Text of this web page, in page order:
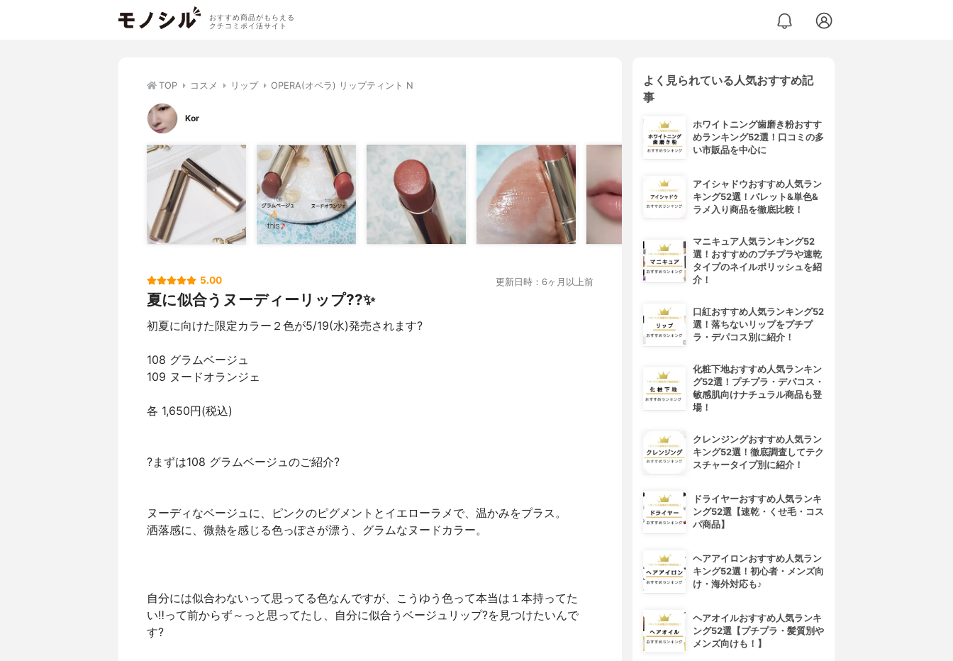
おすすめ商品がもらえる
クチコミポイ活サイト
TOP コスメ リップ OPERA(オペラ) リップティント N
Kor
5.00 更新日時：6ヶ月以上前
夏に似合うヌーディーリップ??✨
初夏に向けた限定カラー２色が5/19(水)発売されます?
108 グラムベージュ
109 ヌードオランジェ
各 1,650円(税込)
?まずは108 グラムベージュのご紹介?
ヌーディなベージュに、ピンクのピグメントとイエローラメで、温かみをプラス。
洒落感に、微熱を感じる色っぽさが漂う、グラムなヌードカラー。
自分には似合わないって思ってる色なんですが、こうゆう色って本当は１本持ってた
い‼️って前からず～っと思ってたし、自分に似合うベージュリップ?を見つけたいんで
す?
よく見られている人気おすすめ記
事
ホワイトニング歯磨き粉おすす
めランキング52選！口コミの多
い市販品を中心に
アイシャドウおすすめ人気ラン
キング52選！パレット&単色&
ラメ入り商品を徹底比較！
マニキュア人気ランキング52
選！おすすめのプチプラや速乾
タイプのネイルポリッシュを紹
介！
口紅おすすめ人気ランキング52
選！落ちないリップをプチプ
ラ・デパコス別に紹介！
化粧下地おすすめ人気ランキン
グ52選！プチプラ・デパコス・
敏感肌向けナチュラル商品も登
場！
クレンジングおすすめ人気ラン
キング52選！徹底調査してテク
スチャータイプ別に紹介！
ドライヤーおすすめ人気ランキ
ング52選【速乾・くせ毛・コス
パ商品】
ヘアアイロンおすすめ人気ラン
キング52選！初心者・メンズ向
け・海外対応も♪
ヘアオイルおすすめ人気ランキ
ング52選【プチプラ・髪質別や
メンズ向けも！】